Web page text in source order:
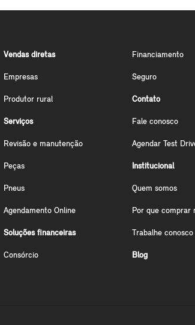
Vendas diretas
Empresas
Produtor rural
Serviços
Revisão e manutenção
Peças
Pneus
Agendamento Online
Soluções financeiras
Consórcio
Financiamento
Seguro
Contato
Fale conosco
Agendar Test
Institucional
Quem somos
Por que comprar
Trabalhe conosco
Blog